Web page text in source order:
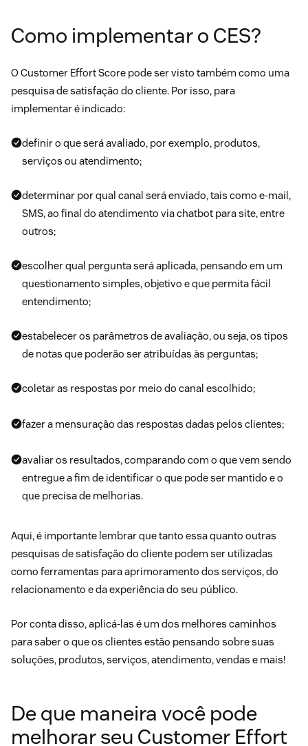
Como implementar o CES?
O Customer Effort Score pode ser visto também como uma
pesquisa de satisfação do cliente. Por isso, para
implementar é indicado:
definir o que será avaliado, por exemplo, produtos,
serviços ou atendimento;
determinar por qual canal será enviado, tais como e-mail,
SMS, ao final do atendimento viachatbot para site, entre
outros;
escolher qual pergunta será aplicada, pensando em um
questionamento simples, objetivo e que permita fácil
entendimento;
estabelecer os parâmetros de avaliação, ou seja, os tipos
de notas que poderão ser atribuídas às perguntas;
coletar as respostas por meio do canal escolhido;
fazer a mensuração das respostas dadas pelos clientes;
avaliar os resultados, comparando com o que vem sendo
entregue a fim de identificar o que pode ser mantido e o
que precisa de melhorias.
Aqui, é importante lembrar que tanto essa quanto outras
pesquisas de satisfação do cliente podem ser utilizadas
como ferramentas para aprimoramento dos serviços, do
relacionamento e da experiência do seu público.
Por conta disso, aplicá-las é um dos melhores caminhos
para saber o que os clientes estão pensando sobre suas
soluções, produtos, serviços, atendimento, vendas e mais!
De que maneira você pode
melhorar seu Customer Effort